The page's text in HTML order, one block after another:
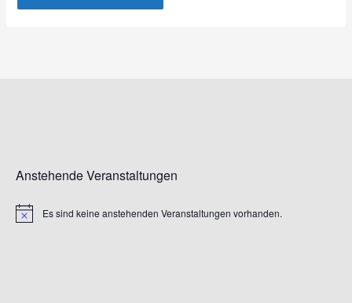
Anstehende Veranstaltungen
HinweisEs sind keine anstehenden Veranstaltungen vorhanden.